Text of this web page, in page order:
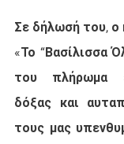
Σε δήλωσή του, ο
«Το “Βασίλισσα
του πλήρωμα
δόξας και
τους μας